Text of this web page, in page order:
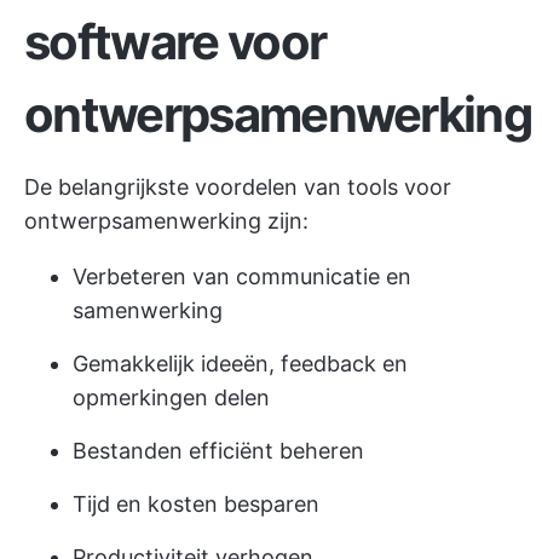
software voor
ontwerpsamenwerking
De belangrijkste voordelen van tools voor
ontwerpsamenwerking zijn:
Verbeteren van communicatie en
samenwerking
Gemakkelijk ideeën, feedback en
opmerkingen delen
Bestanden efficiënt beheren
Tijd en kosten besparen